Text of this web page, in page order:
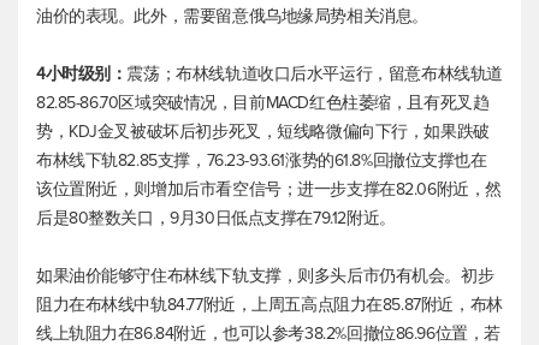
油价的表现。此外，需要留意俄乌地缘局势相关消息。
4小时级别： 震荡；布林线轨道收口后水平运行，留意布林线轨道
82.85-86.70区域突破情况，目前MACD红色柱萎缩，且有死叉趋
势，KDJ金叉被破坏后初步死叉，短线略微偏向下行，如果跌破
布林线下轨82.85支撑，76.23-93.61涨势的61.8%回撤位支撑也在
该位置附近，则增加后市看空信号；进一步支撑在82.06附近，然
后是80整数关口，9月30日低点支撑在79.12附近。
如果油价能够守住布林线下轨支撑，则多头后市仍有机会。初步
阻力在布林线中轨84.77附近，上周五高点阻力在85.87附近，布林
线上轨阻力在86.84附近，也可以参考38.2%回撤位86.96位置，若